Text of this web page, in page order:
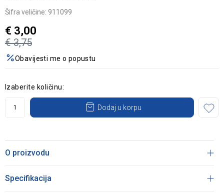
Šifra veličine: 911099
€ 3,75
€ 3,00
Obavijesti me o popustu
Izaberite količinu:
Dodaj u korpu
O proizvodu
Specifikacija